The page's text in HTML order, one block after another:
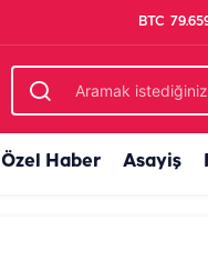
BTC
Özel Haber Asayiş